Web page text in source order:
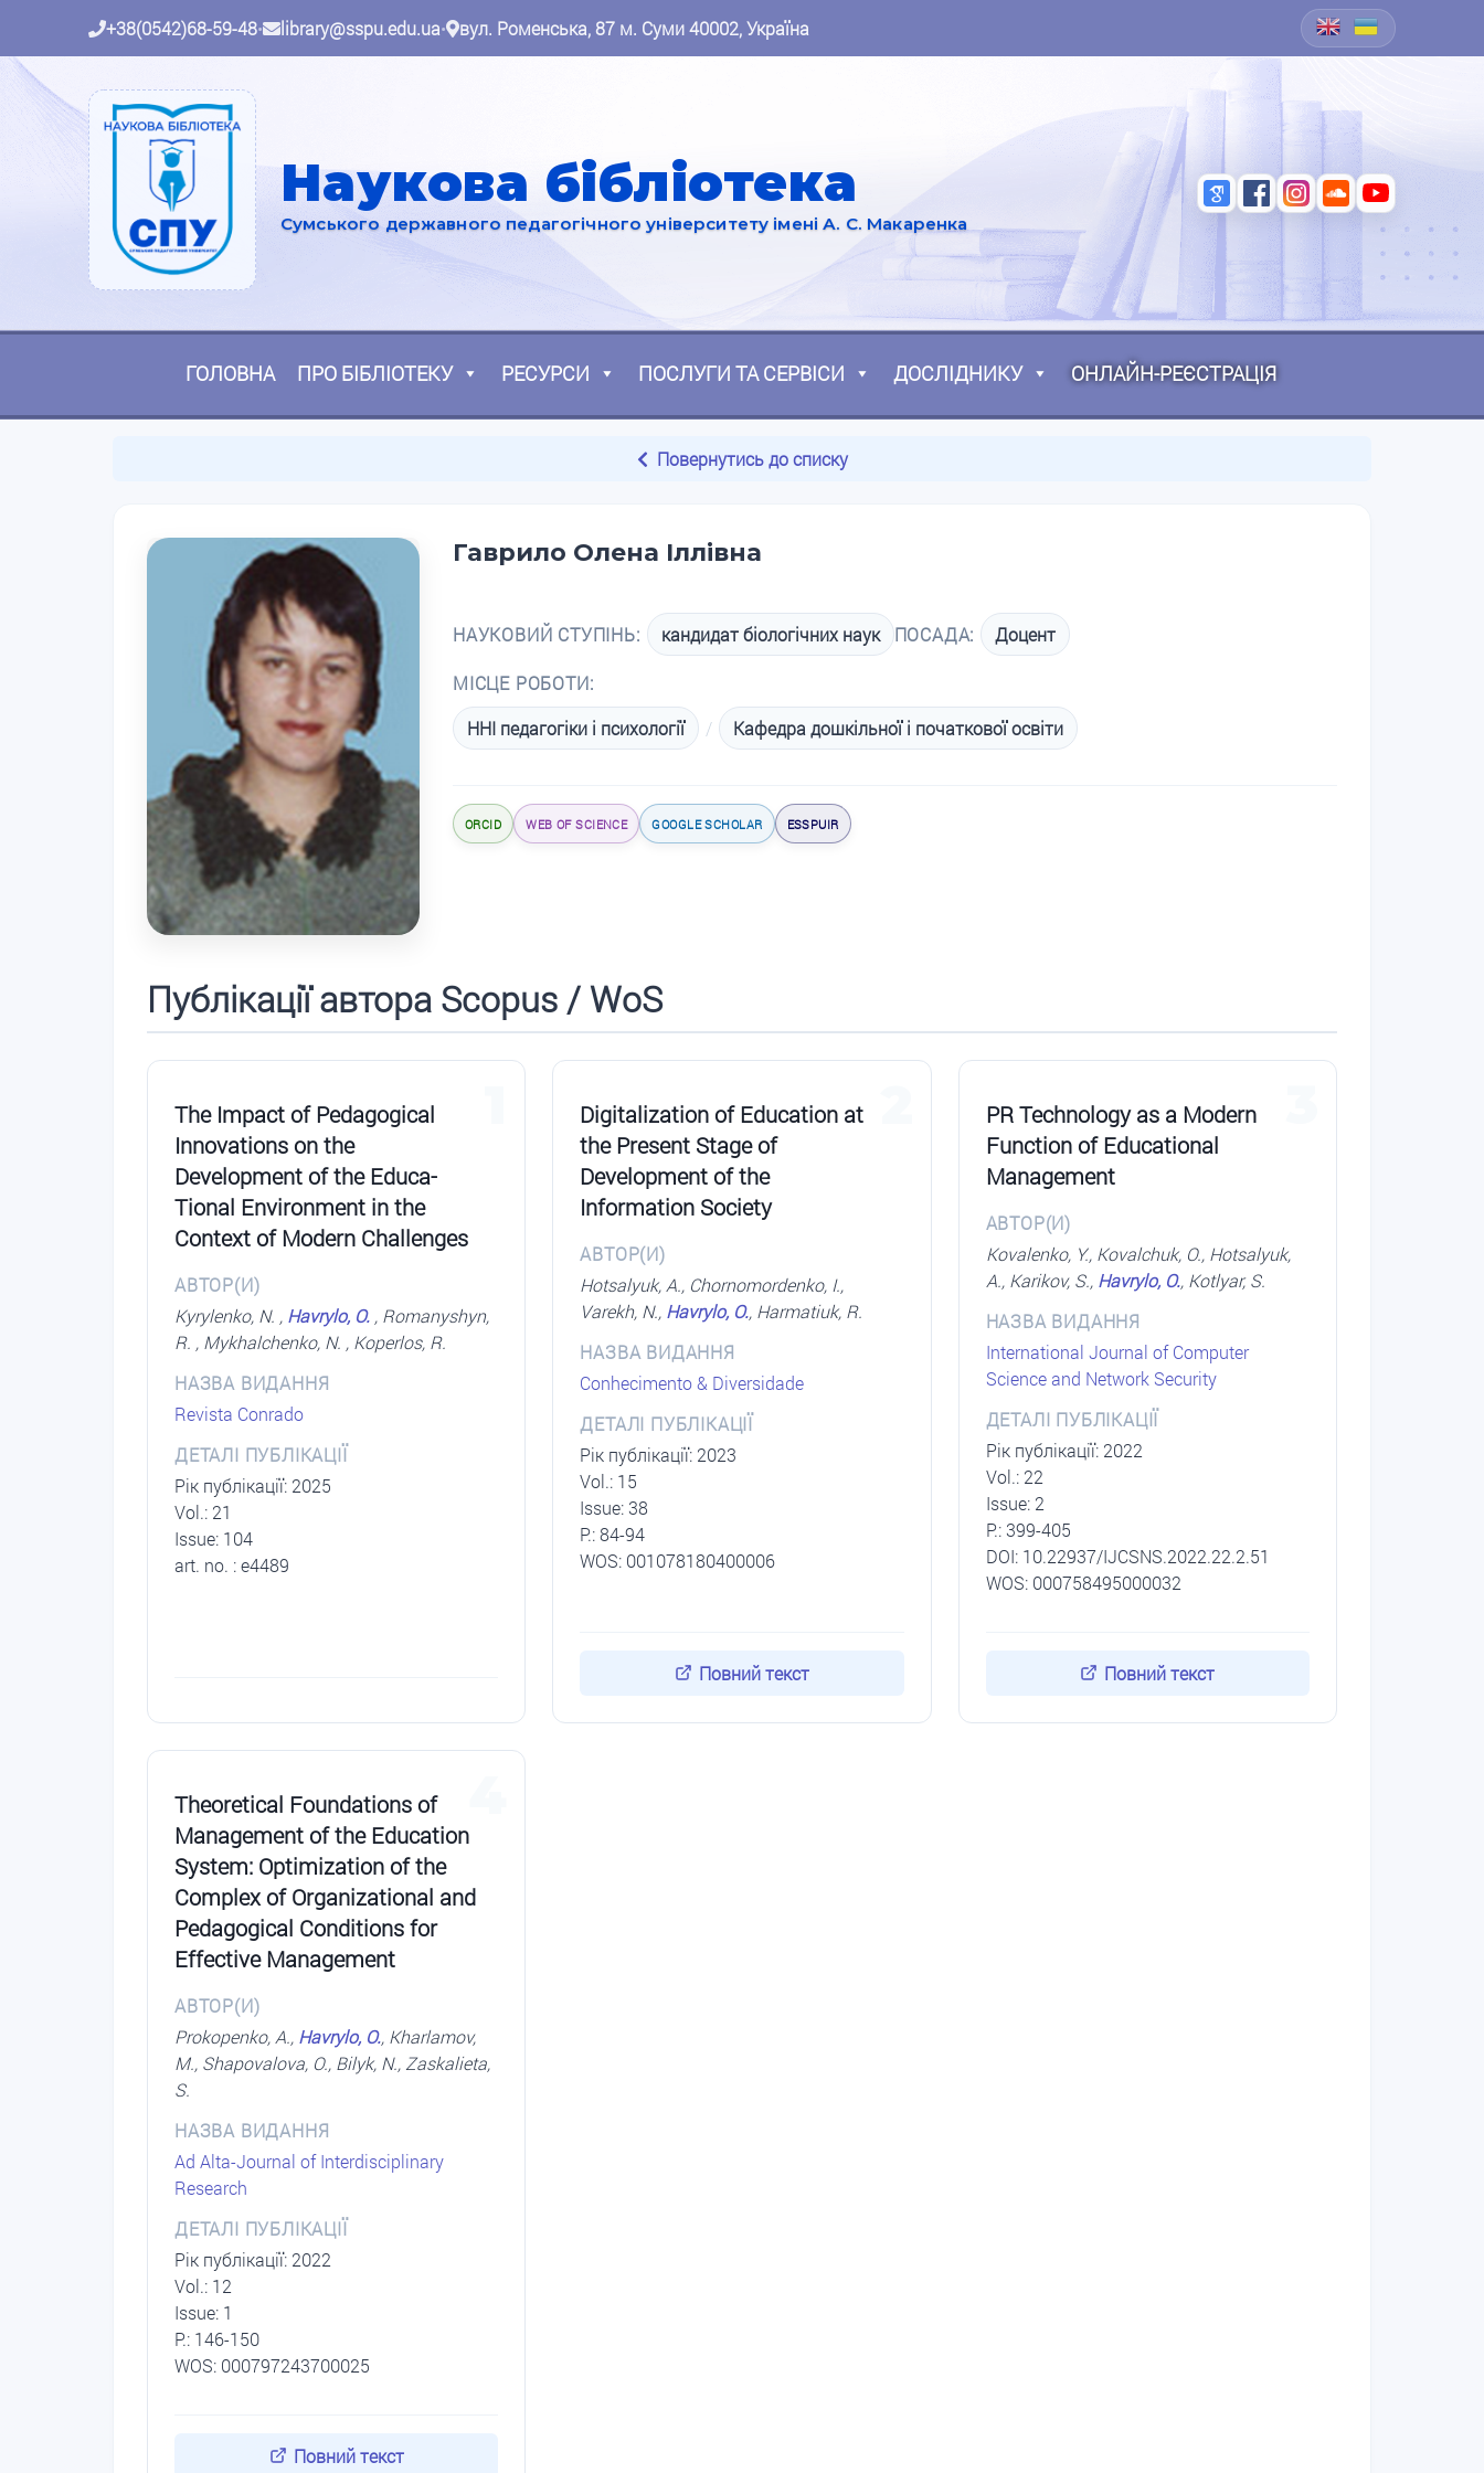
+38(0542)68-59-48• library@sspu.edu.ua• вул. Роменська, 87 м. Суми 40002, Україна
Наукова бібліотека
Сумського державного педагогічного університету імені А. С. Макаренка
ГОЛОВНА ПРО БІБЛІОТЕКУ РЕСУРСИ ПОСЛУГИ ТА СЕРВІСИ ДОСЛІДНИКУ ОНЛАЙН-РЕЄСТРАЦІЯ
Повернутись до списку
Гаврило Олена Іллівна
НАУКОВИЙ СТУПІНЬ: кандидат біологічних наук ПОСАДА: Доцент
МІСЦЕ РОБОТИ:
ННІ педагогіки і психології
/ Кафедра дошкільної і початкової освіти
ORCID WEB OF SCIENCE GOOGLE SCHOLAR ESSPUIR
Публікації автора Scopus / WoS
The Impact of Pedagogical
Innovations on the
Development of the Educa-
Tional Environment in the
Context of Modern Challenges
АВТОР(И)
Kyrylenko, N. , Havrylo, O. , Romanyshyn,
R. , Mykhalchenko, N. , Koperlos, R.
НАЗВА ВИДАННЯ
Revista Conrado
ДЕТАЛІ ПУБЛІКАЦІЇ
Рік публікації: 2025
Vol.: 21
Issue: 104
art. no. : e4489
Digitalization of Education at
the Present Stage of
Development of the
Information Society
АВТОР(И)
Hotsalyuk, A., Chornomordenko, I.,
Varekh, N., Havrylo, O., Harmatiuk, R.
НАЗВА ВИДАННЯ
Conhecimento & Diversidade
ДЕТАЛІ ПУБЛІКАЦІЇ
Рік публікації: 2023
Vol.: 15
Issue: 38
P.: 84-94
WOS: 001078180400006
Повний текст
PR Technology as a Modern
Function of Educational
Management
АВТОР(И)
Kovalenko, Y., Kovalchuk, O., Hotsalyuk,
A., Karikov, S., Havrylo, O., Kotlyar, S.
НАЗВА ВИДАННЯ
International Journal of Computer
Science and Network Security
ДЕТАЛІ ПУБЛІКАЦІЇ
Рік публікації: 2022
Vol.: 22
Issue: 2
P.: 399-405
DОI: 10.22937/IJCSNS.2022.22.2.51
WOS: 000758495000032
Повний текст
Theoretical Foundations of
Management of the Education
System: Optimization of the
Complex of Organizational and
Pedagogical Conditions for
Effective Management
АВТОР(И)
Prokopenko, A., Havrylo, O., Kharlamov,
M., Shapovalova, O., Bilyk, N., Zaskalieta,
S.
НАЗВА ВИДАННЯ
Ad Alta-Journal of Interdisciplinary
Research
ДЕТАЛІ ПУБЛІКАЦІЇ
Рік публікації: 2022
Vol.: 12
Issue: 1
P.: 146-150
WOS: 000797243700025
Повний текст